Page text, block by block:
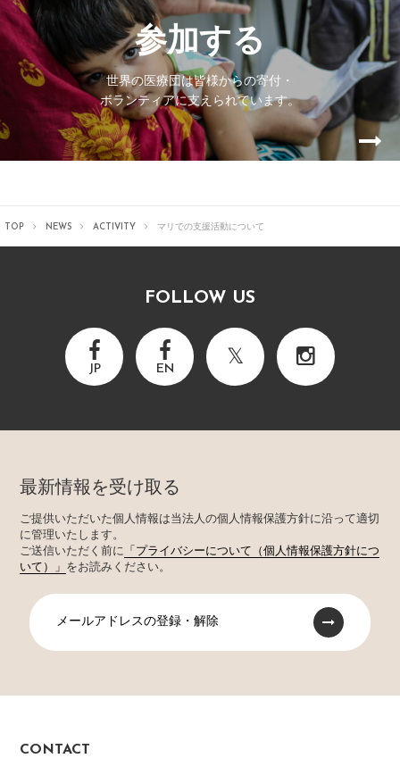
参加する
世界の医療団は皆様からの寄付・
ボランティアに支えられています。
TOP NEWS ACTIVITY マリでの支援活動について
FOLLOW US
JP EN
最新情報を受け取る
ご提供いただいた個人情報は当法人の個人情報保護方針に沿って適切
に管理いたします。
ご送信いただく前に
「プライバシーについて（個人情報保護方針につ
いて）」 をお読みください。
メールアドレスの登録・解除
CONTACT